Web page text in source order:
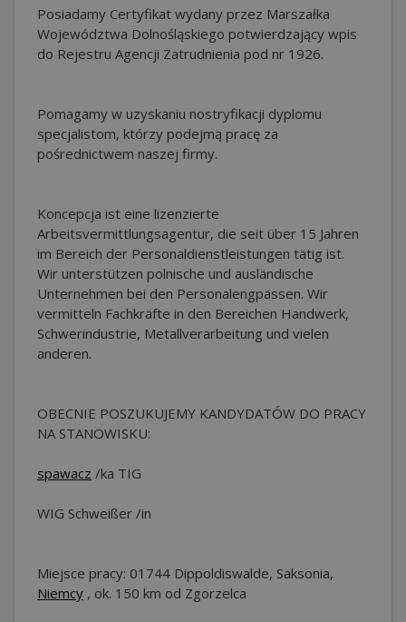
Posiadamy Certyfikat wydany przez Marszałka
Województwa Dolnośląskiego potwierdzający wpis
do Rejestru Agencji Zatrudnienia pod nr 1926.
Pomagamy w uzyskaniu nostryfikacji dyplomu
specjalistom, którzy podejmą pracę za
pośrednictwem naszej firmy.
Koncepcja ist eine lizenzierte
Arbeitsvermittlungsagentur, die seit über 15 Jahren
im Bereich der Personaldienstleistungen tätig ist.
Wir unterstützen polnische und ausländische
Unternehmen bei den Personalengpässen. Wir
vermitteln Fachkräfte in den Bereichen Handwerk,
Schwerindustrie, Metallverarbeitung und vielen
anderen.
OBECNIE POSZUKUJEMY KANDYDATÓW DO PRACY
NA STANOWISKU:
spawacz /ka TIG
WIG Schweißer /in
Miejsce pracy: 01744 Dippoldiswalde, Saksonia,
Niemcy , ok. 150 km od Zgorzelca